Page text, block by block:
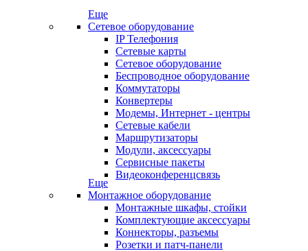
Еще
Сетевое оборудование
IP Телефония
Сетевые карты
Сетевое оборудование
Беспроводное оборудование
Коммутаторы
Конвертеры
Модемы, Интернет - центры
Сетевые кабели
Маршрутизаторы
Модули, аксессуары
Сервисные пакеты
Видеоконференцсвязь
Еще
Монтажное оборудование
Монтажные шкафы, стойки
Комплектующие аксессуары
Коннекторы, разъемы
Розетки и патч-панели